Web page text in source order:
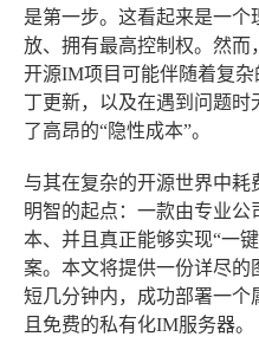
是第一步。这看起来是一
放、拥有最高控制权。然而
开源IM项目可能伴随着复
丁更新，以及在遇到问题
了高昂的“隐性成本”。
与其在复杂的开源世界中耗
明智的起点：一款由专业
本、并且真正能够实现“一
案。本文将提供一份详尽的
短几分钟内，成功部署一个
且免费的私有化IM服务器。